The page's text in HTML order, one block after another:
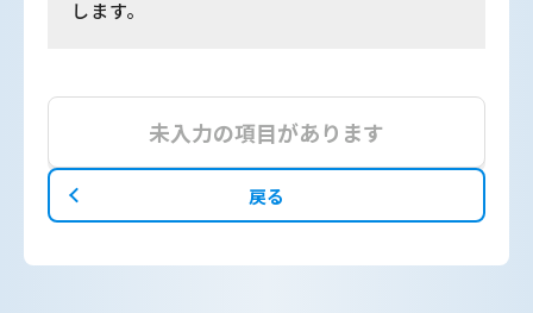
します。
未入力の項目があります
戻る